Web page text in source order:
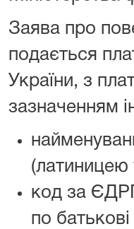
Заява про
подається
України, з
зазначенням
(латиницею
код за
по